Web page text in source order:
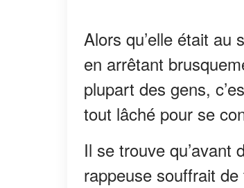
Alors qu’elle était au
en arrêtant
plupart des gens,
tout lâché pour se
Il se trouve
rappeuse souffrait